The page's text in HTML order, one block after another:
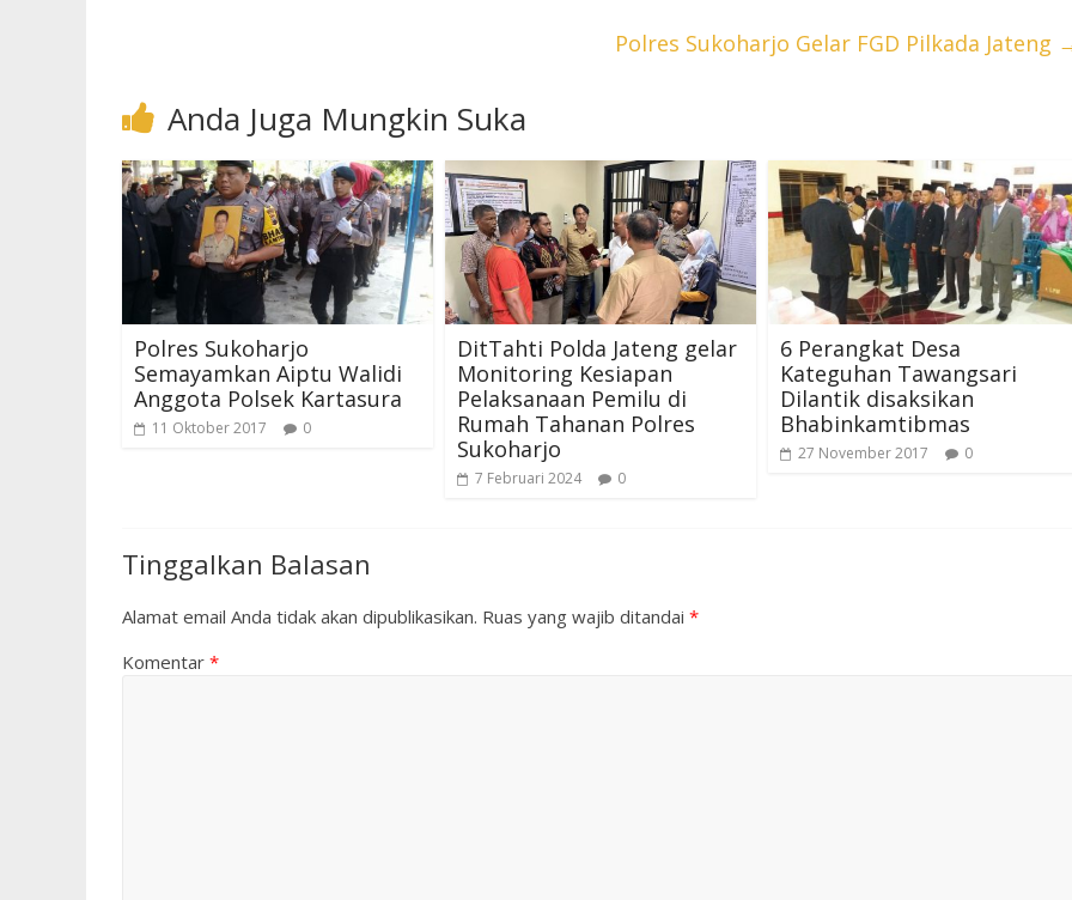
Polres Sukoharjo Gelar FGD Pilkada Jateng
Anda Juga Mungkin Suka
Polres Sukoharjo
Semayamkan Aiptu Walidi
Anggota Polsek Kartasura
11 Oktober 2017 0
DitTahti Polda Jateng gelar
Monitoring Kesiapan
Pelaksanaan Pemilu di
Rumah Tahanan Polres
Sukoharjo
7 Februari 2024 0
6 Perangkat Desa
Kateguhan Tawangsari
Dilantik disaksikan
Bhabinkamtibmas
27 November 2017 0
Tinggalkan Balasan
Alamat email Anda tidak akan dipublikasikan. Ruas yang wajib ditandai *
Komentar *